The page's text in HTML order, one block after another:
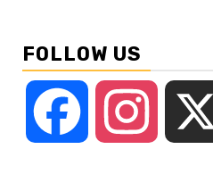
FOLLOW US
Facebook Instagram